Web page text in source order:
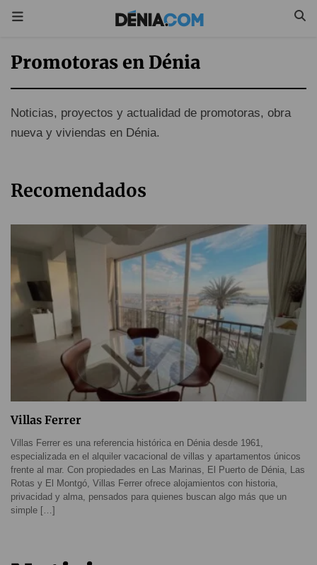
Promotoras en Dénia
Noticias, proyectos y actualidad de promotoras, obra
nueva y viviendas en Dénia.
Recomendados
Villas Ferrer
Villas Ferrer es una referencia histórica en Dénia desde 1961,
especializada en el alquiler vacacional de villas y apartamentos únicos
frente al mar. Con propiedades en Las Marinas, El Puerto de Dénia, Las
Rotas y El Montgó, Villas Ferrer ofrece alojamientos con historia,
privacidad y alma, pensados para quienes buscan algo más que un
simple […]